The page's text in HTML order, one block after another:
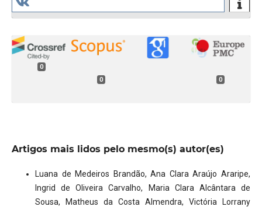
0
0
0
Artigos mais lidos pelo mesmo(s) autor(es)
Luana de Medeiros Brandão, Ana Clara Araújo Araripe,
Ingrid de Oliveira Carvalho, Maria Clara Alcântara de
Sousa, Matheus da Costa Almendra, Victória Lorrany